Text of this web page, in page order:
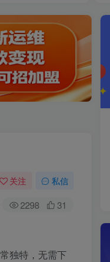
关注 私信
2298 31
独特，无需下